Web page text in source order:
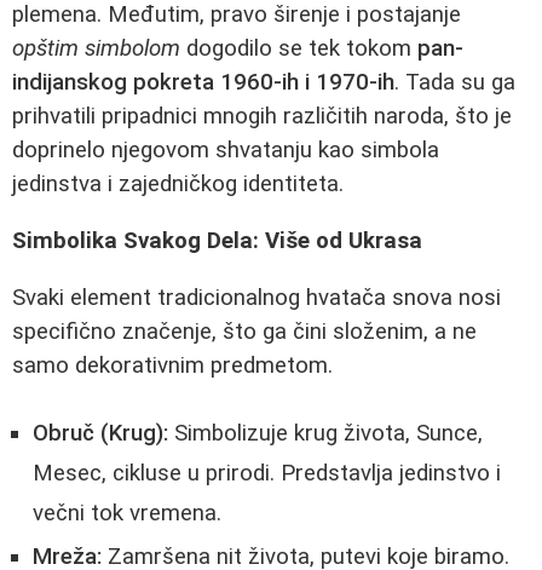
plemena. Međutim, pravo širenje i postajanje
opštim simbolom dogodilo se tek tokom pan-
indijanskog pokreta 1960-ih i 1970-ih. Tada su ga
prihvatili pripadnici mnogih različitih naroda, što je
doprinelo njegovom shvatanju kao simbola
jedinstva i zajedničkog identiteta.
Simbolika Svakog Dela: Više od Ukrasa
Svaki element tradicionalnog hvatača snova nosi
specifično značenje, što ga čini složenim, a ne
samo dekorativnim predmetom.
Obruč (Krug): Simbolizuje krug života, Sunce,
Mesec, cikluse u prirodi. Predstavlja jedinstvo i
večni tok vremena.
Mreža: Zamršena nit života, putevi koje biramo.